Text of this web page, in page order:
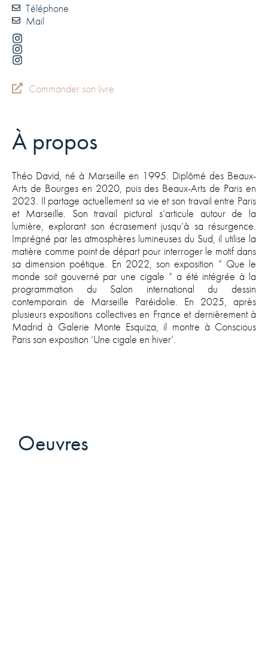
Téléphone
Mail
Commander son livre
À propos
Théo David, né à Marseille en 1995. Diplômé des Beaux-
Arts de Bourges en 2020, puis des Beaux-Arts de Paris en
2023. Il partage actuellement sa vie et son travail entre Paris
et Marseille. Son travail pictural s’articule autour de la
lumière, explorant son écrasement jusqu’à sa résurgence.
Imprégné par les atmosphères lumineuses du Sud, il utilise la
matière comme point de départ pour interroger le motif dans
sa dimension poétique. En 2022, son exposition ” Que le
monde soit gouverné par une cigale ” a été intégrée à la
programmation du Salon international du dessin
contemporain de Marseille Paréidolie. En 2025, après
plusieurs expositions collectives en France et dernièrement à
Madrid à Galerie Monte Esquiza, il montre à Conscious
Paris son exposition ‘Une cigale en hiver’.
Oeuvres